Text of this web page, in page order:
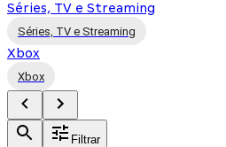
Séries, TV e Streaming
Séries, TV e Streaming
Xbox
Xbox
Filtrar